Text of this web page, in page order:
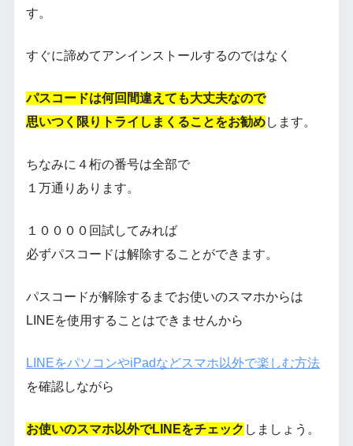
す。
すぐに諦めてアンインストールするのではなく
パスコードは何回間違えても大丈夫なので
思いつく限りトライしまくることをお勧めします。
ちなみに４桁の番号は全部で
１万通りあります。
１００００回試してみれば
必ずパスコードは解除することができます。
パスコードが解除するまでお使いのスマホからは
LINEを使用することはできませんから
LINEをパソコンやiPadなどスマホ以外で楽しむ方法
を確認しながら
お使いのスマホ以外でLINEをチェック しましょう。